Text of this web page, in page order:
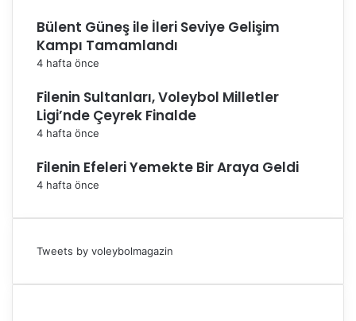
Bülent Güneş ile İleri Seviye Gelişim
Kampı Tamamlandı
4 hafta önce
Filenin Sultanları, Voleybol Milletler
Ligi’nde Çeyrek Finalde
4 hafta önce
Filenin Efeleri Yemekte Bir Araya Geldi
4 hafta önce
Tweets by voleybolmagazin